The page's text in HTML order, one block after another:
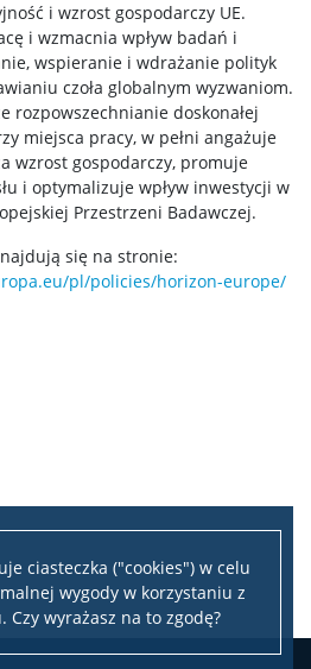
ciasteczka ("cookies") w celu
wygody w korzystaniu z
Czy wyrażasz na to zgodę?
i wzrost gospodarczy UE.
i wzmacnia wpływ badań i
wspieranie i wdrażanie polityk
czoła globalnym wyzwaniom.
rozpowszechnianie doskonałej
miejsca pracy, w pełni angażuje
wzrost gospodarczy, promuje
i optymalizuje wpływ inwestycji w
Przestrzeni Badawczej.
się na stronie:
pl/policies/horizon-europe/